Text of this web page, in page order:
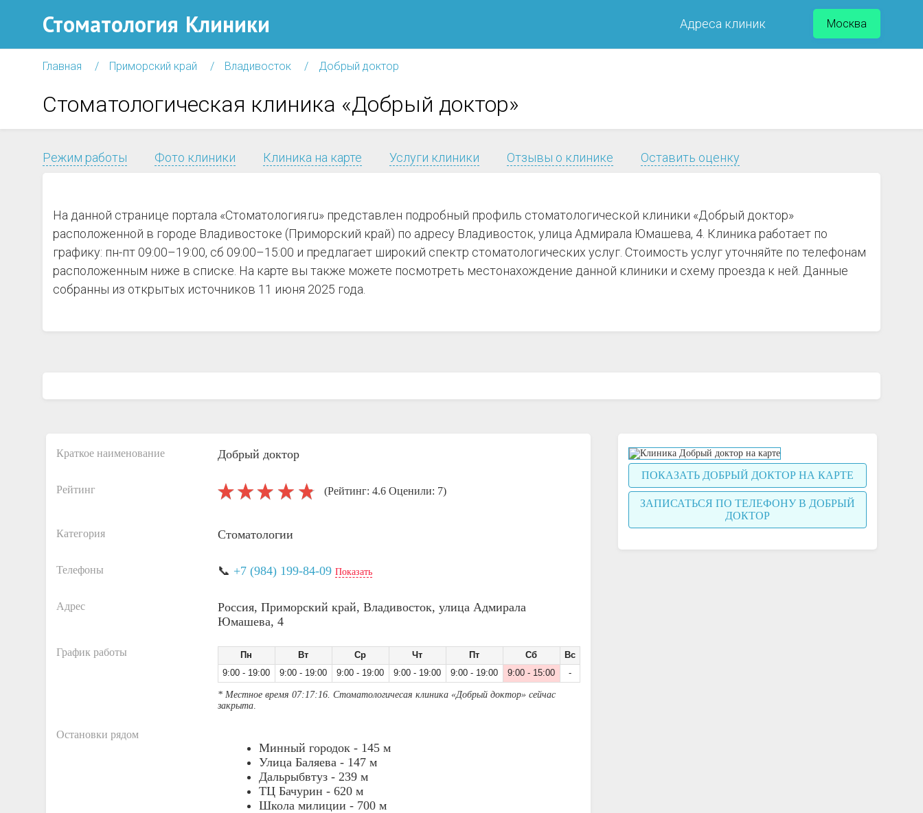
Стоматология Клиники Адреса клиник Москва
Главная Приморский край Владивосток Добрый доктор
Стоматологическая клиника «Добрый доктор»
Режим работы Фото клиники Клиника на карте Услуги клиники Отзывы о клинике Оставить оценку
На данной странице портала «Стоматология.ru» представлен подробный профиль стоматологической клиники «Добрый доктор»
расположенной в городе Владивостоке (Приморский край) по адресу Владивосток, улица Адмирала Юмашева, 4. Клиника работает по
графику: пн-пт 09:00–19:00, сб 09:00–15:00 и предлагает широкий спектр стоматологических услуг. Стоимость услуг уточняйте по телефонам
расположенным ниже в списке. На карте вы также можете посмотреть местонахождение данной клиники и схему проезда к ней. Данные
собранны из открытых источников 11 июня 2025 года.
Краткое наименование Добрый доктор
Рейтинг (Рейтинг: 4.6 Оценили: 7)
Категория Стоматологии
Телефоны 📞 +7 (984) 199-84-09 Показать
Адрес
Россия, Приморский край, Владивосток, улица Адмирала
Юмашева, 4
График работы Пн Вт Ср Чт Пт Сб
Вс
9:00 - 19:00
9:00 - 19:00 9:00 - 19:00 9:00 - 19:00 9:00 - 19:00 9:00 - 15:00 -
* Местное время 07:17:16. Стоматологичесая клиника «Добрый доктор» сейчас
закрыта.
Остановки рядом
Минный городок - 145 м
Улица Баляева - 147 м
Дальрыбвтуз - 239 м
ТЦ Бачурин - 620 м
Школа милиции - 700 м
ПОКАЗАТЬ ДОБРЫЙ ДОКТОР НА КАРТЕ
ЗАПИСАТЬСЯ ПО ТЕЛЕФОНУ В ДОБРЫЙ
ДОКТОР